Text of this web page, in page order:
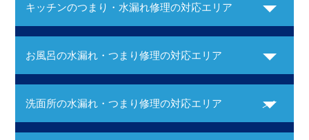
キッチンのつまり・水漏れ修理の対応エリア
お風呂の水漏れ・つまり修理の対応エリア
洗面所の水漏れ・つまり修理の対応エリア